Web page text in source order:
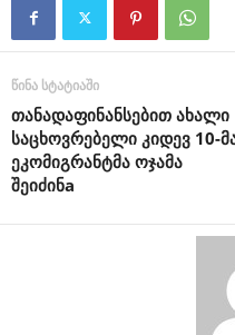
წინა სტატიაში
თანადაფინანსებით ახალი
საცხოვრებელი კიდევ 10-
ეკომიგრანტმა ოჯამა
შეიძინa